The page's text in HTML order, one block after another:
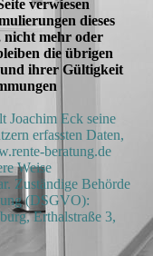
verwiesen
dieses
nicht mehr oder
die übrigen
ihrer Gültigkeit
Joachim Eck seine
erfassten Daten,
beratung.de
Weise
Zuständige Behörde
(DSGVO):
Erthalstraße 3,